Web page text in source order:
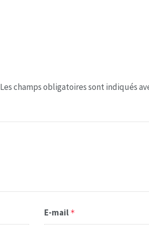
Les champs obligatoires sont indiqués
E-mail *